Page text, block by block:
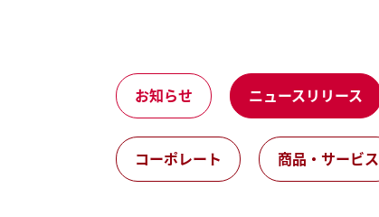
お知らせ ニュースリリース
コーポレート 商品・サービス